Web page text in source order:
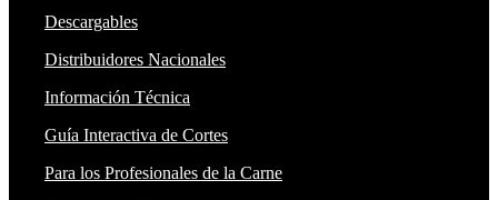
Descargables
Distribuidores Nacionales
Información Técnica
Guía Interactiva de Cortes
Para los Profesionales de la Carne